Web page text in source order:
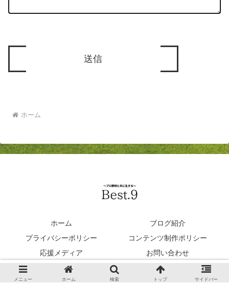
ホーム
ホーム
ブログ紹介
プライバシーポリシー
コンテンツ制作ポリシー
応援メディア
お問い合わせ
© 2022 BEST9.
メニュー ホーム 検索 トップ サイドバー